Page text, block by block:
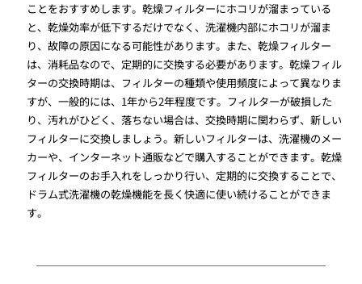
ことをおすすめします。乾燥フィルターにホコリが溜まっている
と、乾燥効率が低下するだけでなく、洗濯機内部にホコリが溜ま
り、故障の原因になる可能性があります。また、乾燥フィルター
は、消耗品なので、定期的に交換する必要があります。乾燥フィル
ターの交換時期は、フィルターの種類や使用頻度によって異なりま
すが、一般的には、1年から2年程度です。フィルターが破損した
り、汚れがひどく、落ちない場合は、交換時期に関わらず、新しい
フィルターに交換しましょう。新しいフィルターは、洗濯機のメー
カーや、インターネット通販などで購入することができます。乾燥
フィルターのお手入れをしっかり行い、定期的に交換することで、
ドラム式洗濯機の乾燥機能を長く快適に使い続けることができま
す。